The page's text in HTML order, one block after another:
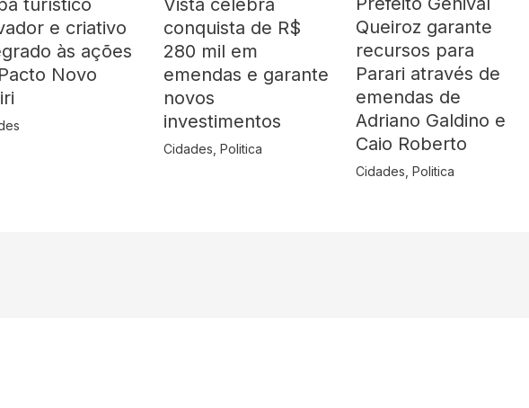
turístico
e criativo
às ações
Novo
Vista celebra
conquista de R$
280 mil em
emendas e garante
novos
investimentos
Cidades Politica
Queiroz garante
recursos para
Parari através de
emendas de
Adriano Galdino e
Caio Roberto
Cidades ,Politica